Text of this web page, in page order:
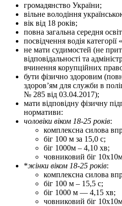
громадянство України;
вільне володіння
вік від 18 років;
повна загальна середня
посвідчення водія категорії
не мати судимостей (не
відповідальності та
вчинення корупційних
бути фізично здоровим
здоров’ям для служби в
№ 285 від 03.04.2017);
мати відповідну фізичну
нормативи:
чоловіки віком 18-25 років:
комплексна силова
біг 100 м за 15,0 с;
біг 1000м – 4,10 хв;
човниковий біг
*жінки віком 18-25 років:
комплексна силова
біг 100 м – 15,5 с;
біг 1000 м — 4,15 хв;
човниковий біг